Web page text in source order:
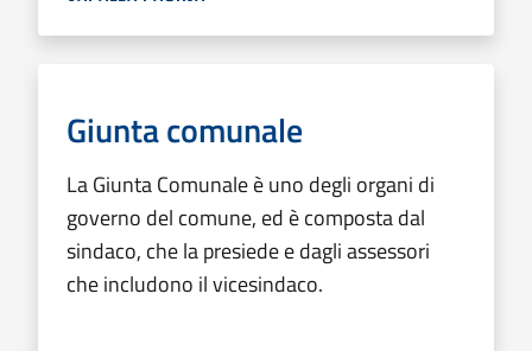
Giunta comunale
La Giunta Comunale è uno degli organi di
governo del comune, ed è composta dal
sindaco, che la presiede e dagli assessori
che includono il vicesindaco.